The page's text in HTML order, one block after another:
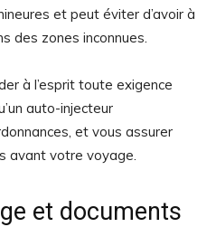
et peut éviter d’avoir à
des zones inconnues.
à l’esprit toute exigence
auto-injecteur
et vous assurer
avant votre voyage.
et documents